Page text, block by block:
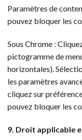
Paramètres de
pouvez bloquer les
Sous Chrome :
pictogramme de
horizontales).
les paramètres
cliquez sur
pouvez bloquer les
9. Droit applicable